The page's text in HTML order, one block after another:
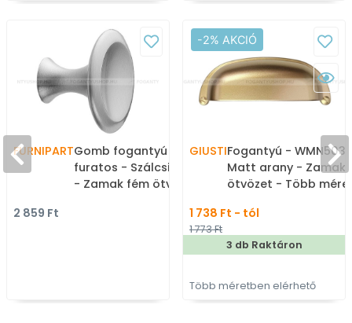
FURNIPARTGomb fogantyú - BELL - 1
furatos - Szálcsiszolt 66
- Zamak fém ötvözet -
bútorgomb (szögletes,
2 859 Ft
-2% AKCIÓ
GIUSTIFogantyú -
Matt arany - Zamak fém
ötvözet - Több
bútorfogantyú
1 738 Ft - tól
1 773 Ft
3 db Raktáron
Több méretben elérhető